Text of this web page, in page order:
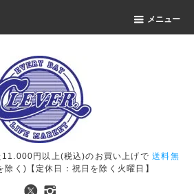
メニュー
11.000円以上(税込)のお買い上げで送料無
く)【定休日：祝日を除く火曜日】